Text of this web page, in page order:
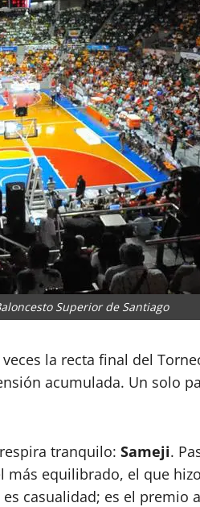
Superior de Santiago
la recta final del
acumulada. Un solo
tranquilo: Sameji.
equilibrado, el que
casualidad; es el premio